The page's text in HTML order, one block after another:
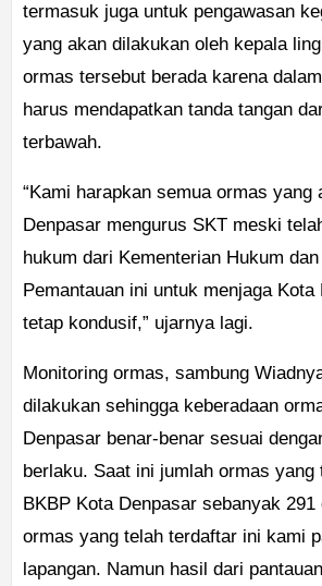
termasuk juga untuk pengawasan
yang akan dilakukan oleh kepala
ormas tersebut berada karena
harus mendapatkan tanda tangan
terbawah.
“Kami harapkan semua ormas yang
Denpasar mengurus SKT meski
hukum dari Kementerian Hukum
Pemantauan ini untuk menjaga Kota
tetap kondusif,” ujarnya lagi.
Monitoring ormas, sambung
dilakukan sehingga keberadaan
Denpasar benar-benar sesuai
berlaku. Saat ini jumlah ormas yang
BKBP Kota Denpasar sebanyak
ormas yang telah terdaftar ini kami
lapangan. Namun hasil dari